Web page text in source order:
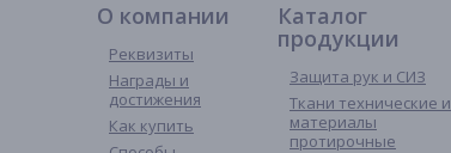
О компании
Реквизиты
Награды и
достижения
Как купить
Каталог
продукции
Защита рук и СИЗ
Ткани технические и
материалы
протирочные